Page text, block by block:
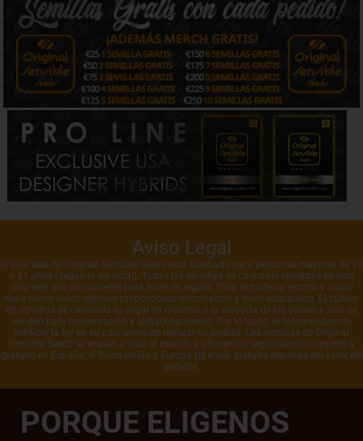
Aviso Legal
El sitio web de Original Sensible Seeds está diseñado para personas mayores de 18
o 21 años (según la ley local). Todas las semillas de cannabis vendidas en este
sitio web son únicamente para fines de regalo. Todo el material escrito y visual
tiene como único objetivo proporcionar información y fines educativos. El cultivo
de semillas de cannabis es ilegal en muchos o la mayoría de los países y solo se
venden para conservación y almacenamiento. Por lo tanto, le recomendamos
verificar la ley en su país antes de realizar su pedido. Las semillas de Original
Sensible Seeds se envían a todo el mundo y ofrecemos seguimiento completo y
gratuito en España, el Reino Unido y Europa (el envío gratuito depende del valor del
pedido).
PORQUE ELIGENOS